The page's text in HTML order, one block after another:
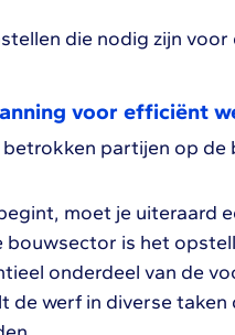
die nodig zijn voor
voor efficiënt
partijen op de
moet je uiteraard
is het
onderdeel van de
de werf in diverse taken